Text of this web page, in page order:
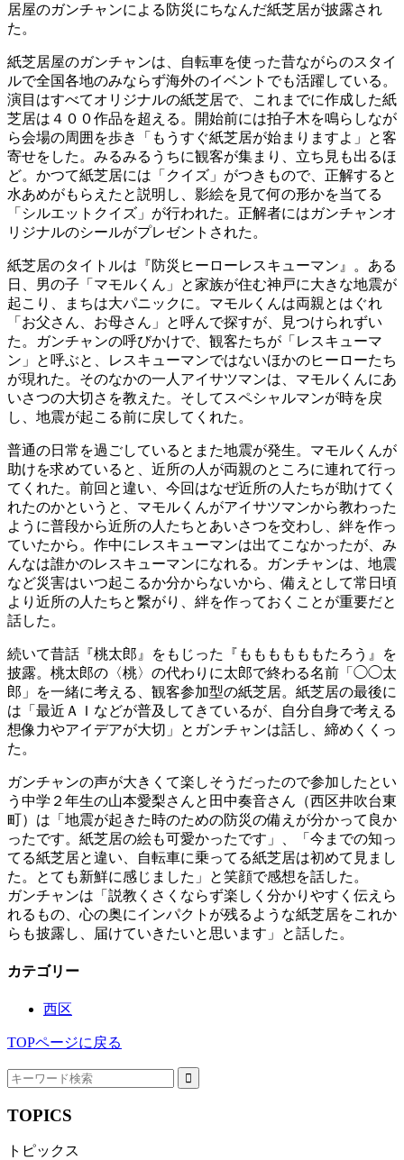
居屋のガンチャンによる防災にちなんだ紙芝居が披露され
た。
紙芝居屋のガンチャンは、自転車を使った昔ながらのスタイ
ルで全国各地のみならず海外のイベントでも活躍している。
演目はすべてオリジナルの紙芝居で、これまでに作成した紙
芝居は４００作品を超える。開始前には拍子木を鳴らしなが
ら会場の周囲を歩き「もうすぐ紙芝居が始まりますよ」と客
寄せをした。みるみるうちに観客が集まり、立ち見も出るほ
ど。かつて紙芝居には「クイズ」がつきもので、正解すると
水あめがもらえたと説明し、影絵を見て何の形かを当てる
「シルエットクイズ」が行われた。正解者にはガンチャンオ
リジナルのシールがプレゼントされた。
紙芝居のタイトルは『防災ヒーローレスキューマン』。ある
日、男の子「マモルくん」と家族が住む神戸に大きな地震が
起こり、まちは大パニックに。マモルくんは両親とはぐれ
「お父さん、お母さん」と呼んで探すが、見つけられずい
た。ガンチャンの呼びかけで、観客たちが「レスキューマ
ン」と呼ぶと、レスキューマンではないほかのヒーローたち
が現れた。そのなかの一人アイサツマンは、マモルくんにあ
いさつの大切さを教えた。そしてスペシャルマンが時を戻
し、地震が起こる前に戻してくれた。
普通の日常を過ごしているとまた地震が発生。マモルくんが
助けを求めていると、近所の人が両親のところに連れて行っ
てくれた。前回と違い、今回はなぜ近所の人たちが助けてく
れたのかというと、マモルくんがアイサツマンから教わった
ように普段から近所の人たちとあいさつを交わし、絆を作っ
ていたから。作中にレスキューマンは出てこなかったが、み
んなは誰かのレスキューマンになれる。ガンチャンは、地震
など災害はいつ起こるか分からないから、備えとして常日頃
より近所の人たちと繋がり、絆を作っておくことが重要だと
話した。
続いて昔話『桃太郎』をもじった『ももももももたろう』を
披露。桃太郎の〈桃〉の代わりに太郎で終わる名前「◯◯太
郎」を一緒に考える、観客参加型の紙芝居。紙芝居の最後に
は「最近ＡＩなどが普及してきているが、自分自身で考える
想像力やアイデアが大切」とガンチャンは話し、締めくくっ
た。
ガンチャンの声が大きくて楽しそうだったので参加したとい
う中学２年生の山本愛梨さんと田中奏音さん（西区井吹台東
町）は「地震が起きた時のための防災の備えが分かって良か
ったです。紙芝居の絵も可愛かったです」、「今までの知っ
てる紙芝居と違い、自転車に乗ってる紙芝居は初めて見まし
た。とても新鮮に感じました」と笑顔で感想を話した。
ガンチャンは「説教くさくならず楽しく分かりやすく伝えら
れるもの、心の奥にインパクトが残るような紙芝居をこれか
らも披露し、届けていきたいと思います」と話した。
カテゴリー
西区
TOPページに戻る
TOPICS
トピックス